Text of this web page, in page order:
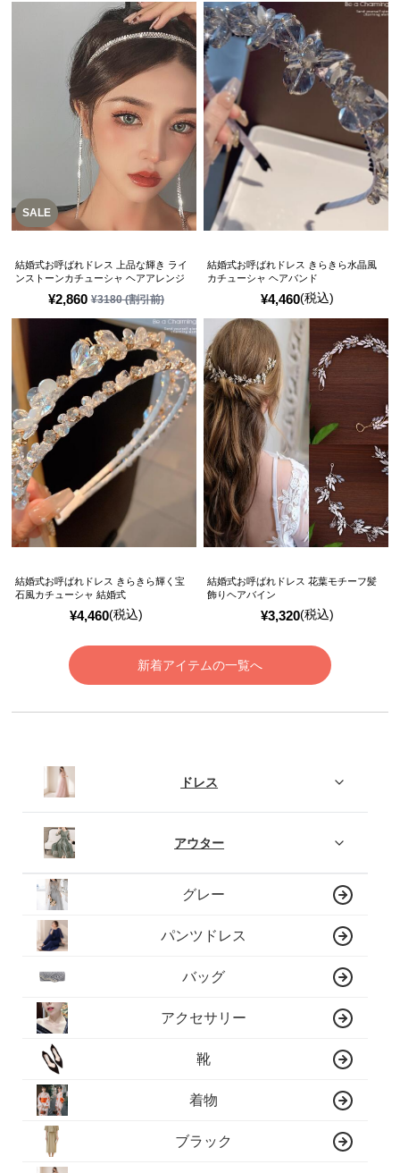
SALE
¥2,860 ¥3180(割引前)
結婚式お呼ばれドレス 上品な輝き ライ
ンストーンカチューシャ ヘアアレンジ
¥4,460(税込)
結婚式お呼ばれドレス きらきら水晶風
カチューシャ ヘアバンド
¥4,460(税込)
結婚式お呼ばれドレス きらきら輝く宝
石風カチューシャ 結婚式
¥3,320(税込)
結婚式お呼ばれドレス 花葉モチーフ髪
飾りヘアバイン
新着アイテムの一覧へ
ドレス
アウター
グレー
パンツドレス
バッグ
アクセサリー
靴
着物
ブラック